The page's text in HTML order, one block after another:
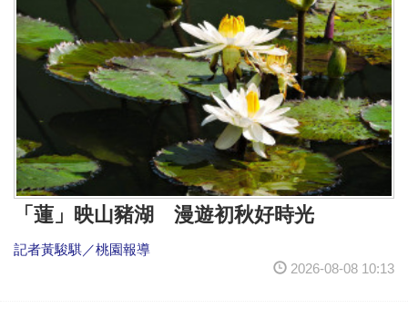
「蓮」映山豬湖 漫遊初秋好時光
記者黃駿騏／桃園報導
2026-08-08 10:13